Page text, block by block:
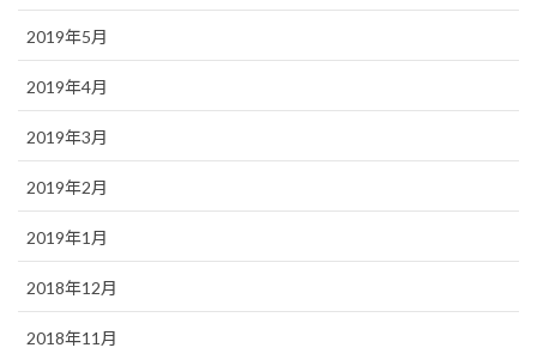
2019年5月
2019年4月
2019年3月
2019年2月
2019年1月
2018年12月
2018年11月